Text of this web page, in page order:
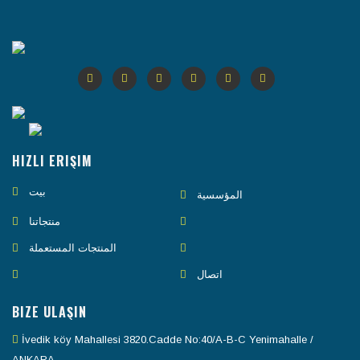
HIZLI ERIŞIM
بيت المؤسسية
منتجاتنا
المنتجات المستعملة
اتصال
BIZE ULAŞIN
İvedik köy Mahallesi 3820.Cadde No:40/A-B-C Yenimahalle /